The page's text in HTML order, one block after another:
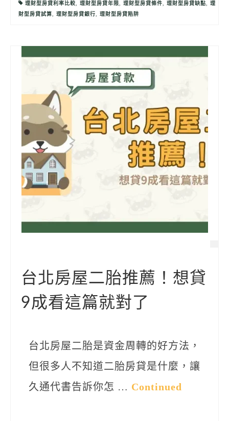
理財型房貸利率比較, 理財型房貸年限, 理財型房貸條件, 理財型房貸缺點, 理
財型房貸試算, 理財型房貸銀行, 理財型房貸陷阱
台北房屋二胎推薦！想貸
9成看這篇就對了
台北房屋二胎是資金周轉的好方法，
但很多人不知道二胎房貸是什麼，讓
久通代書告訴你怎 … Continued